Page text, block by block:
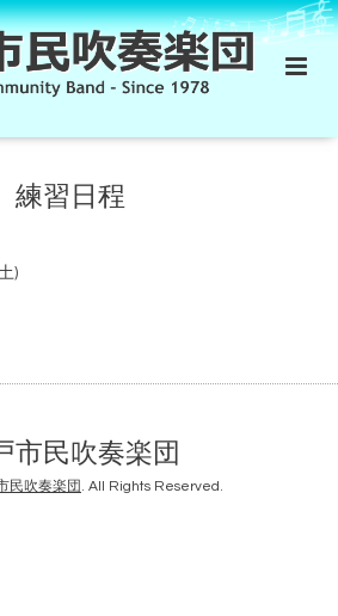
練習日程
)
市民吹奏楽団
民吹奏楽団 . All Rights Reserved.